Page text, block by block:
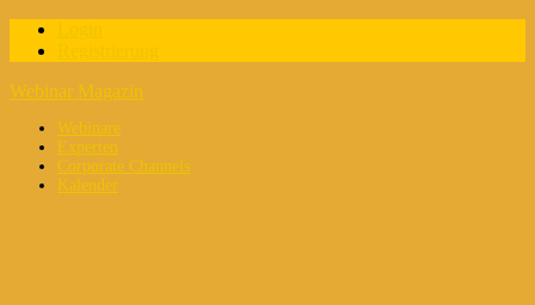
Webinar Magazin
Webinare
Experten
Corporate Channels
Kalender